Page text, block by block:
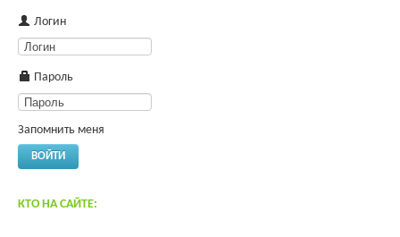
Логин
Пароль
Запомнить меня
ВОЙТИ
КТО НА САЙТЕ: